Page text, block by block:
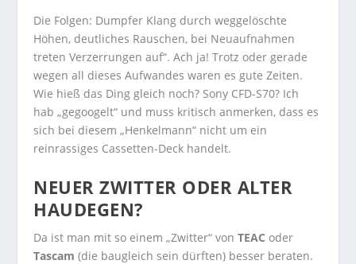
Die Folgen: Dumpfer Klang durch weggelöschte
Höhen, deutliches Rauschen, bei Neuaufnahmen
treten Verzerrungen auf“. Ach ja! Trotz oder gerade
wegen all dieses Aufwandes waren es gute Zeiten.
Wie hieß das Ding gleich noch? Sony CFD-S70? Ich
hab „gegoogelt“ und muss kritisch anmerken, dass es
sich bei diesem „Henkelmann“ nicht um ein
reinrassiges Cassetten-Deck handelt.
NEUER ZWITTER ODER ALTER
HAUDEGEN?
Da ist man mit so einem „Zwitter“ vonTEAC oder
Tascam (die baugleich sein dürften) besser beraten.